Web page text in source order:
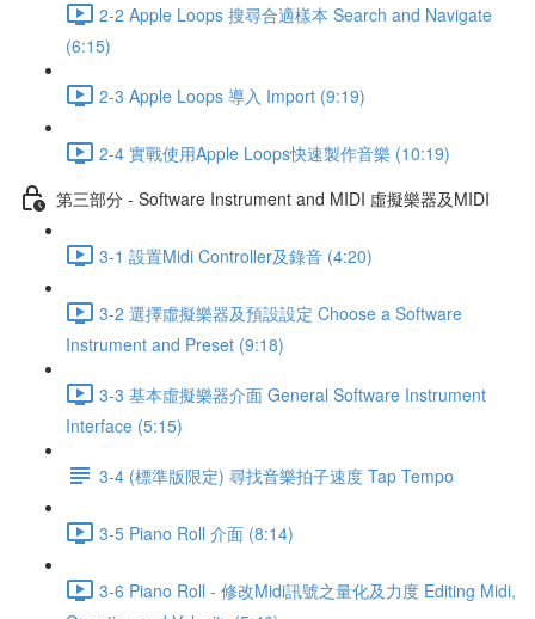
2-2 Apple Loops 搜尋合適樣本 Search and Navigate
(6:15)
2-3 Apple Loops 導入 Import (9:19)
2-4 實戰使用Apple Loops快速製作音樂 (10:19)
第三部分 - Software Instrument and MIDI 虛擬樂器及MIDI
3-1 設置Midi Controller及錄音 (4:20)
3-2 選擇虛擬樂器及預設設定 Choose a Software
Instrument and Preset (9:18)
3-3 基本虛擬樂器介面 General Software Instrument
Interface (5:15)
3-4 (標準版限定) 尋找音樂拍子速度 Tap Tempo
3-5 Piano Roll 介面 (8:14)
3-6 Piano Roll - 修改Midi訊號之量化及力度 Editing Midi,